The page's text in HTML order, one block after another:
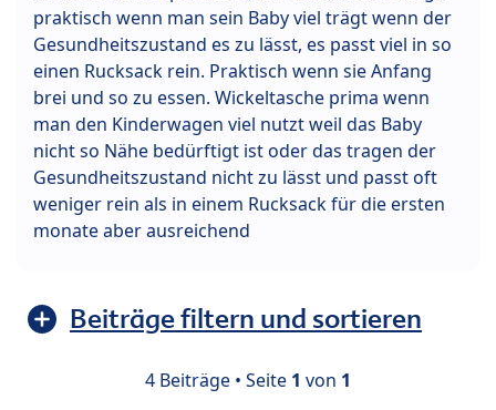
praktisch wenn man sein Baby viel trägt wenn der
Gesundheitszustand es zu lässt, es passt viel in so
einen Rucksack rein. Praktisch wenn sie Anfang
brei und so zu essen. Wickeltasche prima wenn
man den Kinderwagen viel nutzt weil das Baby
nicht so Nähe bedürftigt ist oder das tragen der
Gesundheitszustand nicht zu lässt und passt oft
weniger rein als in einem Rucksack für die ersten
monate aber ausreichend
Beiträge filtern und sortieren
4 Beiträge • Seite 1 von 1